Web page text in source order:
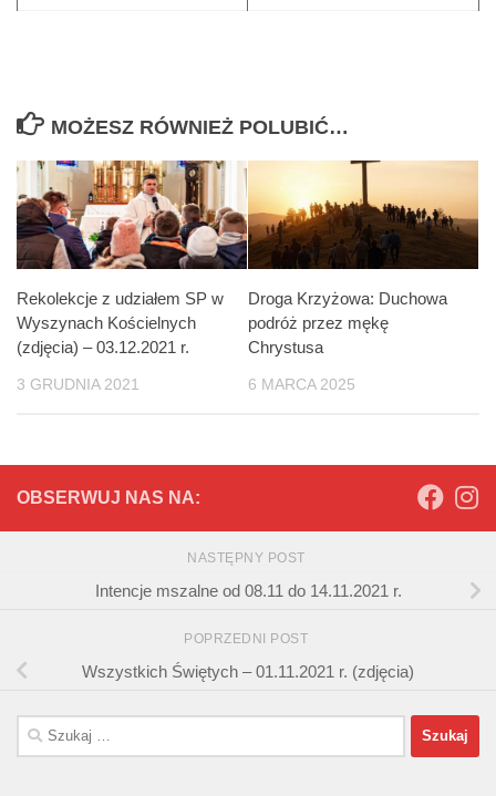
MOŻESZ RÓWNIEŻ POLUBIĆ…
Rekolekcje z udziałem SP w
Wyszynach Kościelnych
(zdjęcia) – 03.12.2021 r.
3 GRUDNIA 2021
Droga Krzyżowa: Duchowa
podróż przez mękę
Chrystusa
6 MARCA 2025
OBSERWUJ NAS NA:
NASTĘPNY POST
Intencje mszalne od 08.11 do 14.11.2021 r.
POPRZEDNI POST
Wszystkich Świętych – 01.11.2021 r. (zdjęcia)
Szukaj: